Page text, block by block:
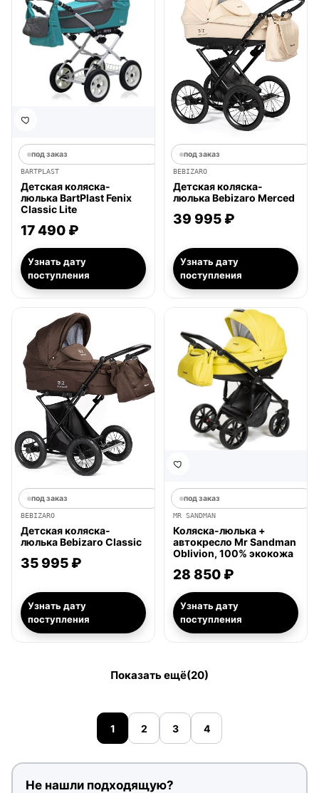
под заказ
BARTPLAST
Детская коляска-
люлька BartPlast Fenix
Classic Lite
17 490 ₽
Узнать дату
поступления
под заказ
BEBIZARO
Детская коляска-
люлька Bebizaro Merced
39 995 ₽
Узнать дату
поступления
под заказ
BEBIZARO
Детская коляска-
люлька Bebizaro Classic
35 995 ₽
Узнать дату
поступления
под заказ
MR SANDMAN
Коляска-люлька +
автокресло Mr Sandman
Oblivion, 100% экокожа
28 850 ₽
Узнать дату
поступления
Показать ещё(20)
1 2 3 4
Не нашли подходящую?